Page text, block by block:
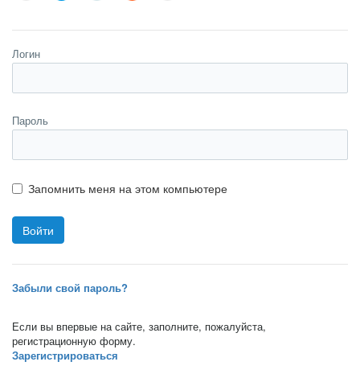
Логин
Пароль
Запомнить меня на этом компьютере
Забыли свой пароль?
Если вы впервые на сайте, заполните, пожалуйста,
регистрационную форму.
Зарегистрироваться